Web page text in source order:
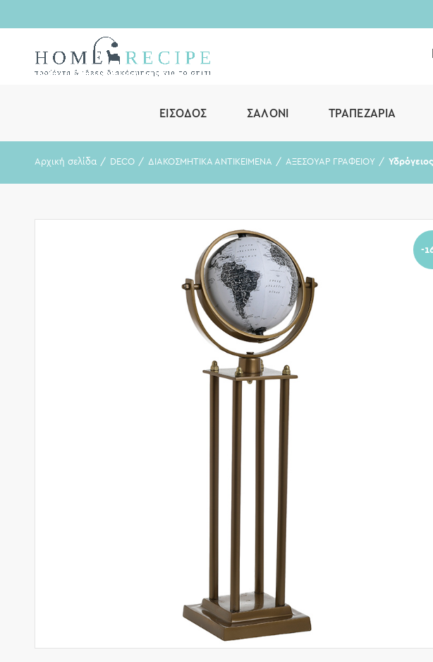
ΕΊΣΟΔΟΣ ΣΑΛΌΝΙ ΤΡΑΠΕΖΑΡΊΑ
Αρχική σελίδα DECO ΔΙΑΚΟΣΜΗΤΙΚΑ ΑΝΤΙΚΕΙΜΕΝΑ ΑΞΕΣΟΥΑΡ ΓΡΑΦΕΙΟΥ
-